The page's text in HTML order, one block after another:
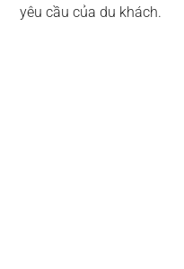
yêu cầu của du khách.